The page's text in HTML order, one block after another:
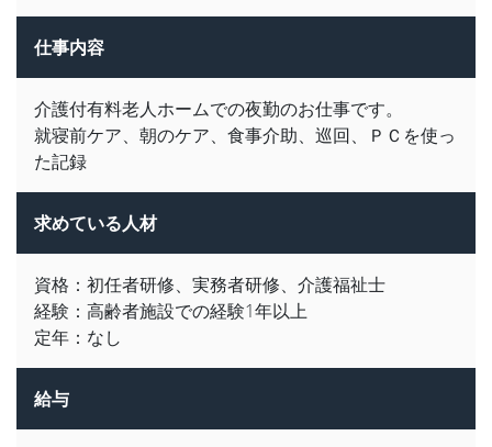
仕事内容
介護付有料老人ホームでの夜勤のお仕事です。
就寝前ケア、朝のケア、食事介助、巡回、ＰＣを使っ
た記録
求めている人材
資格：初任者研修、実務者研修、介護福祉士
経験：高齢者施設での経験1年以上
定年：なし
給与